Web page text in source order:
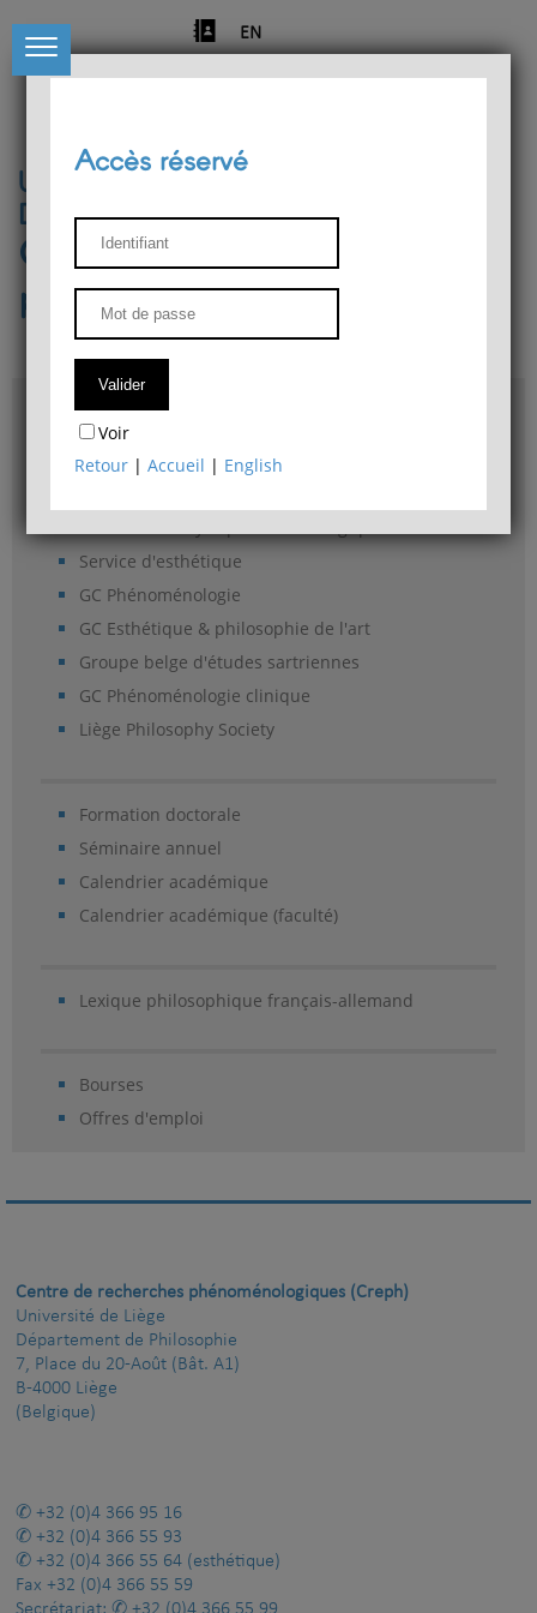
EN
Université de Liège
Département de philosophie
Centre de recherches
phénoménologiques
Accès & plans
Bibliothèque du Département de philosophie
Service d'esthétique
GC Phénoménologie
GC Esthétique & philosophie de l'art
Groupe belge d'études sartriennes
GC Phénoménologie clinique
Liège Philosophy Society
Formation doctorale
Séminaire annuel
Calendrier académique
Calendrier académique (faculté)
Lexique philosophique français-allemand
Bourses
Offres d'emploi
Accès réservé
Voir
Retour |Accueil | English
Centre de recherches phénoménologiques (Creph)
Université de Liège
Département de Philosophie
7, Place du 20-Août (Bât. A1)
B-4000 Liège
(Belgique)
+32 (0)4 366 95 16
+32 (0)4 366 55 93
+32 (0)4 366 55 64 (esthétique)
Fax +32 (0)4 366 55 59